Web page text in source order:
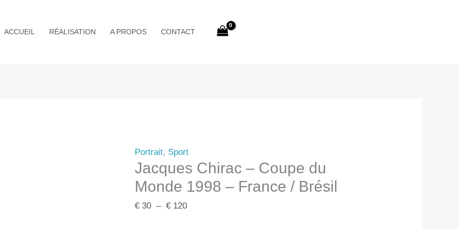
ACCUEIL RÉALISATION A PROPOS CONTACT
Portrait, Sport
Jacques Chirac – Coupe du
Monde 1998 – France / Brésil
€30 – €120
prix :